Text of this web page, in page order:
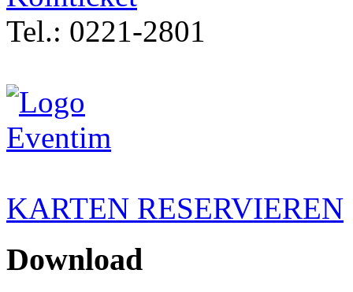
Tel.: 0221-2801
KARTEN RESERVIEREN
Download